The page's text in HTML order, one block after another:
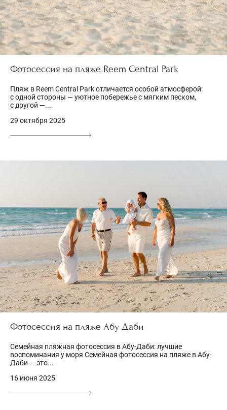
Фотосессия на пляже Reem Central Park
Пляж в Reem Central Park отличается особой атмосферой:
с одной стороны — уютное побережье с мягким песком,
с другой —...
29 октября 2025
Фотосессия на пляже Абу Даби
Семейная пляжная фотосессия в Абу-Даби: лучшие
воспоминания у моря Семейная фотосессия на пляже в Абу-
Даби — это...
16 июня 2025